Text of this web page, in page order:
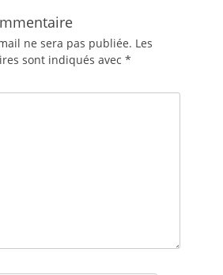
ne sera pas publiée. Les
sont indiqués avec *